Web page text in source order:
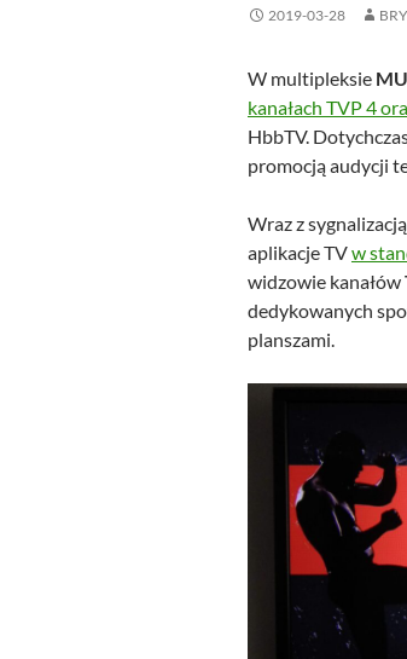
2019-03-28
W multipleksie
kanałach TVP 4
HbbTV.
promocją audycji
Wraz z
aplikacje TVw
widzowie kanałów
dedykowanych
planszami.